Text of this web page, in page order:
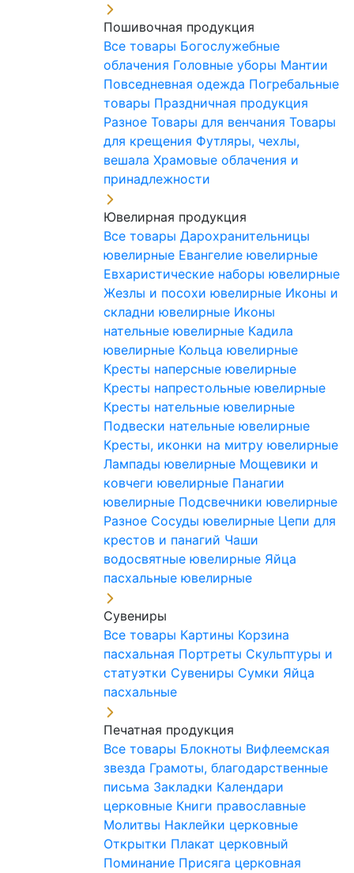
Пошивочная продукция
Все товары Богослужебные
облачения Головные уборы Мантии
Повседневная одежда Погребальные
товары Праздничная продукция
Разное Товары для венчания Товары
для крещения Футляры, чехлы,
вешала Храмовые облачения и
принадлежности
Ювелирная продукция
Все товары Дарохранительницы
ювелирные Евангелие ювелирные
Евхаристические наборы ювелирные
Жезлы и посохи ювелирные Иконы и
складни ювелирные Иконы
нательные ювелирные Кадила
ювелирные Кольца ювелирные
Кресты наперсные ювелирные
Кресты напрестольные ювелирные
Кресты нательные ювелирные
Подвески нательные ювелирные
Кресты, иконки на митру ювелирные
Лампады ювелирные Мощевики и
ковчеги ювелирные Панагии
ювелирные Подсвечники ювелирные
Разное Сосуды ювелирные Цепи для
крестов и панагий Чаши
водосвятные ювелирные Яйца
пасхальные ювелирные
Сувениры
Все товары Картины Корзина
пасхальная Портреты Скульптуры и
статуэтки Сувениры Сумки Яйца
пасхальные
Печатная продукция
Все товары Блокноты Вифлеемская
звезда Грамоты, благодарственные
письма Закладки Календари
церковные Книги православные
Молитвы Наклейки церковные
Открытки Плакат церковный
Поминание Присяга церковная